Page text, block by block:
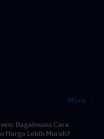
More
Bagaimana Cara
Harga Lebih Murah?